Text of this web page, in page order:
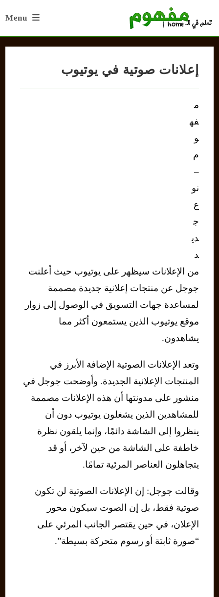
Menu
إعلانات صوتية في يوتيوب
م
فه
و
م
–
نو
ع
ج
دي
د
من الإعلانات سيظهر على يوتيوب حيث أعلنت
جوجل عن منتجات إعلانية جديدة مصممة
لمساعدة جهات التسويق في الوصول إلى زوار
موقع يوتيوب الذين يستمعون أكثر مما
يشاهدون.
وتعد الإعلانات الصوتية الإضافة الأبرز في
المنتجات الإعلانية الجديدة. وأوضحت جوجل في
منشور على مدونتها أن هذه الإعلانات مصممة
للمشاهدين الذين يشغلون يوتيوب دون أن
ينظروا إلى الشاشة دائمًا، وإنما يلقون نظرة
خاطفة على الشاشة من حين لآخر، أو قد
يتجاهلون العناصر المرئية تمامًا.
وقالت جوجل: إن الإعلانات الصوتية لن تكون
صوتية فقط، بل إن الصوت سيكون محور
الإعلان، في حين يقتصر الجانب المرئي على
“صورة ثابتة أو رسوم متحركة بسيطة”.